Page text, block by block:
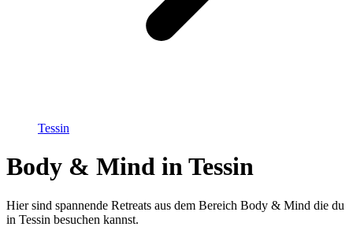
Tessin
Body & Mind in Tessin
Hier sind spannende Retreats aus dem Bereich Body & Mind die du
in Tessin besuchen kannst.